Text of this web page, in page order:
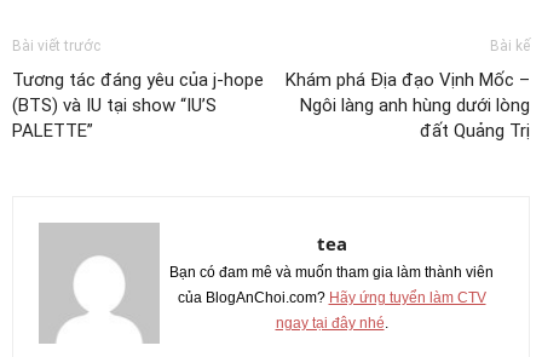
Bài viết trước
Tương tác đáng yêu của j-hope
(BTS) và IU tại show “IU’S
PALETTE”
Bài kế
Khám phá Địa đạo Vịnh Mốc –
Ngôi làng anh hùng dưới lòng
đất Quảng Trị
tea
Bạn có đam mê và muốn tham gia làm thành viên
của BlogAnChoi.com? Hãy ứng tuyển làm CTV
ngay tại đây nhé.